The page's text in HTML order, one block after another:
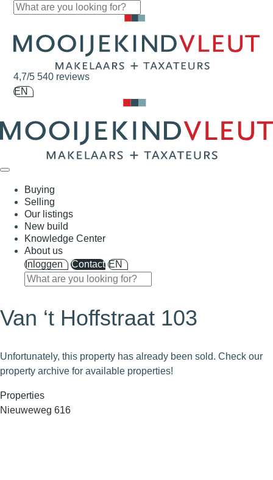
Skip navigation
4,7/5 540 reviews
EN
Buying
Selling
Our listings
New build
Knowledge Center
About us
Inloggen
Contact EN
Van ‘t Hoffstraat 103
Unfortunately, this property has already been sold. Check our
property archive for available properties!
Properties
Nieuweweg 616